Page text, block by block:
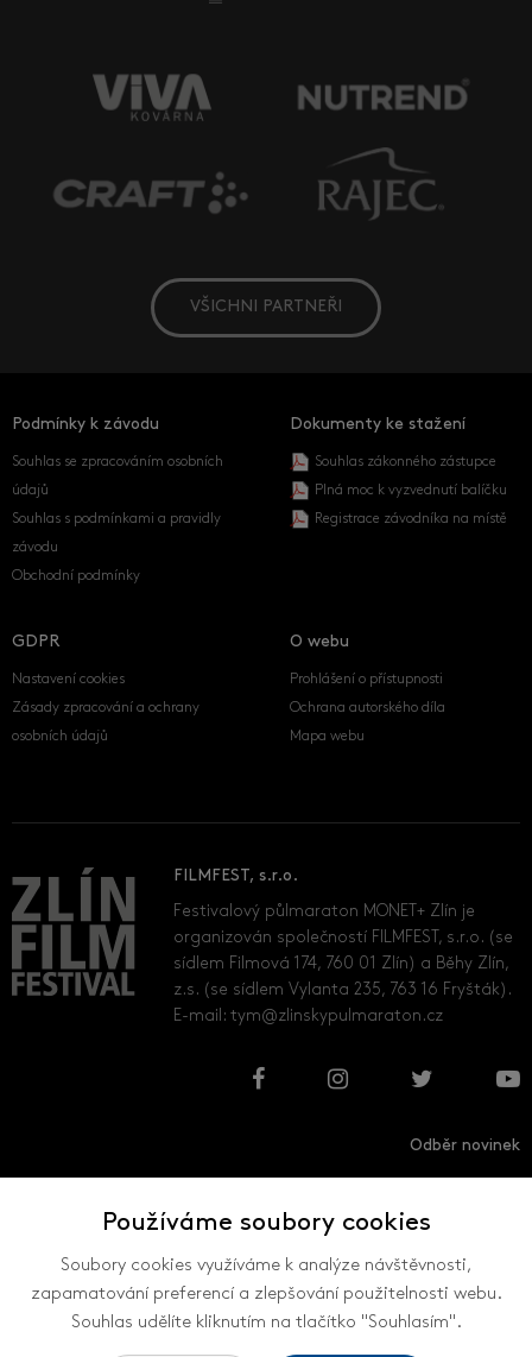
VŠICHNI PARTNEŘI
Podmínky k závodu
Souhlas se zpracováním osobních
údajů
Souhlas s podmínkami a pravidly
závodu
Obchodní podmínky
Dokumenty ke stažení
Souhlas zákonného zástupce
Plná moc k vyzvednutí balíčku
Registrace závodníka na místě
GDPR
Nastavení cookies
Zásady zpracování a ochrany
osobních údajů
O webu
Prohlášení o přístupnosti
Ochrana autorského díla
Mapa webu
FILMFEST, s.r.o.
Festivalový půlmaraton MONET+ Zlín je
organizován společností FILMFEST, s.r.o. (se
sídlem Filmová 174, 760 01 Zlín) a Běhy Zlín,
z.s. (se sídlem Vylanta 235, 763 16 Fryšták).
E-mail:tym@zlinskypulmaraton.cz
Odběr novinek
Používáme soubory cookies
Soubory cookies využíváme k analýze návštěvnosti,
zapamatování preferencí a zlepšování použitelnosti webu.
Souhlas udělíte kliknutím na tlačítko "Souhlasím".